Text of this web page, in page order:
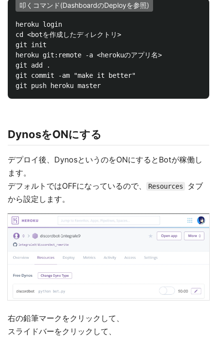
叩くコマンド(DashboardのDeployを参照)
heroku login
cd <botを作成したディレクトリ>
git init
heroku git:remote -a <herokuのアプリ名>
git add .
git commit -am "make it better"
DynosをONにする
デプロイ後、DynosというのをONにするとBotが稼働し
ます。
デフォルトではOFFになっているので、
Resources
タブ
から設定します。
右の鉛筆マークをクリックして、
スライドバーをクリックして、